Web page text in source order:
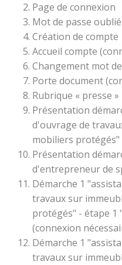
Page de connexion
Mot de passe oublié
Création de compte
Accueil compte
Changement mot
Porte document
Rubrique « presse »
Présentation
d'ouvrage de
mobiliers protégés"
Présentation
d'entrepreneur de
Démarche 1
travaux sur
protégés" - étape 1
(connexion
Démarche 1
travaux sur